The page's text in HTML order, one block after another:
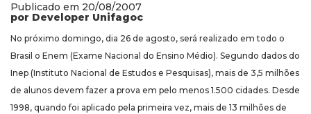
Publicado em 20/08/2007
por Developer Unifagoc
No próximo domingo, dia 26 de agosto, será realizado em todo o
Brasil o Enem (Exame Nacional do Ensino Médio). Segundo dados do
Inep (Instituto Nacional de Estudos e Pesquisas), mais de 3,5 milhões
de alunos devem fazer a prova em pelo menos 1.500 cidades. Desde
1998, quando foi aplicado pela primeira vez, mais de 13 milhões de